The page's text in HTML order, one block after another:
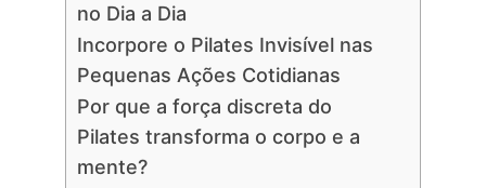
no Dia a Dia
Incorpore o Pilates Invisível nas
Pequenas Ações Cotidianas
Por que a força discreta do
Pilates transforma o corpo e a
mente?